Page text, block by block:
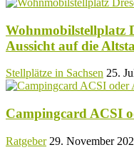
Wohnmobilstellplatz
Aussicht auf die
Stellplätze in Sachsen 25.
Campingcard ACSI
Ratgeber 29. November